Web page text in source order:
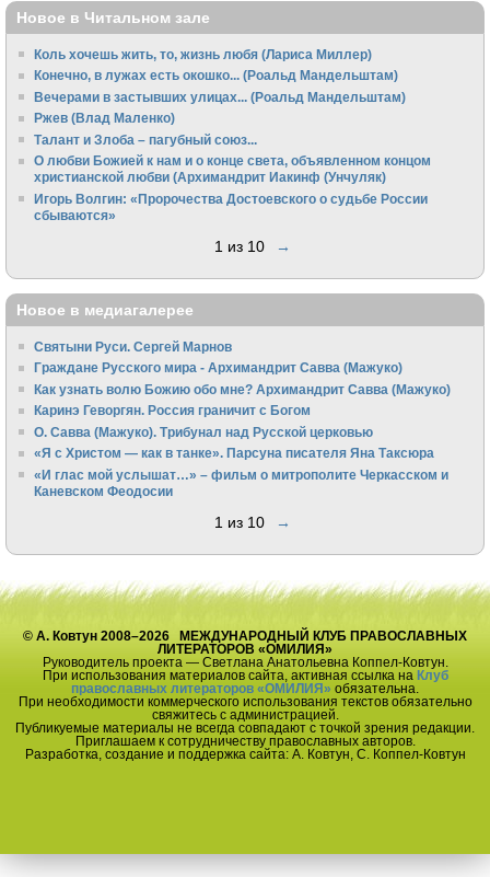
Новое в Читальном зале
Коль хочешь жить, то, жизнь любя (Лариса Миллер)
Конечно, в лужах есть окошко... (Роальд Мандельштам)
Вечерами в застывших улицах... (Роальд Мандельштам)
Ржев (Влад Маленко)
Талант и Злоба – пагубный союз...
О любви Божией к нам и о конце света, объявленном концом
христианской любви (Архимандрит Иакинф (Унчуляк)
Игорь Волгин: «Пророчества Достоевского о судьбе России
сбываются»
1 из 10 →
Новое в медиагалерее
Святыни Руси. Сергей Марнов
Граждане Русского мира - Архимандрит Савва (Мажуко)
Как узнать волю Божию обо мне? Архимандрит Савва (Мажуко)
Каринэ Геворгян. Россия граничит с Богом
О. Савва (Мажуко). Трибунал над Русской церковью
«Я с Христом — как в танке». Парсуна писателя Яна Таксюра
«И глас мой услышат…» – фильм о митрополите Черкасском и
Каневском Феодосии
1 из 10 →
© А. Ковтун 2008–2026 МЕЖДУНАРОДНЫЙ КЛУБ ПРАВОСЛАВНЫХ
ЛИТЕРАТОРОВ «ОМИЛИЯ»
Руководитель проекта — Светлана Анатольевна Коппел-Ковтун.
При использования материалов сайта, активная ссылка на Клуб
православных литераторов «ОМИЛИЯ» обязательна.
При необходимости коммерческого использования текстов обязательно
свяжитесь с администрацией.
Публикуемые материалы не всегда совпадают с точкой зрения редакции.
Приглашаем к сотрудничеству православных авторов.
Разработка, создание и поддержка сайта: А. Ковтун, С. Коппел-Ковтун